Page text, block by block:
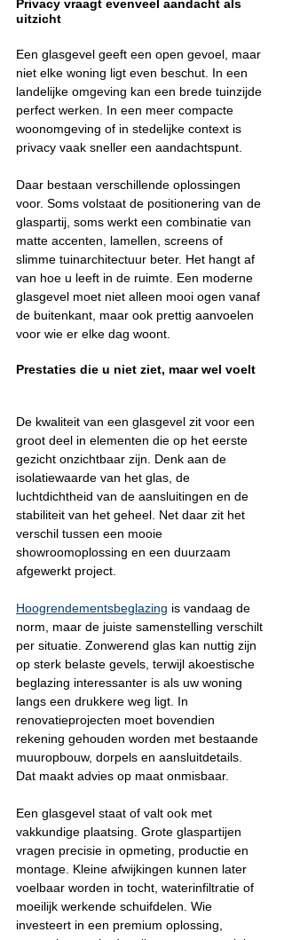
Privacy vraagt evenveel aandacht als
uitzicht
Een glasgevel geeft een open gevoel, maar
niet elke woning ligt even beschut. In een
landelijke omgeving kan een brede tuinzijde
perfect werken. In een meer compacte
woonomgeving of in stedelijke context is
privacy vaak sneller een aandachtspunt.
Daar bestaan verschillende oplossingen
voor. Soms volstaat de positionering van de
glaspartij, soms werkt een combinatie van
matte accenten, lamellen, screens of
slimme tuinarchitectuur beter. Het hangt af
van hoe u leeft in de ruimte. Een moderne
glasgevel moet niet alleen mooi ogen vanaf
de buitenkant, maar ook prettig aanvoelen
voor wie er elke dag woont.
Prestaties die u niet ziet, maar wel voelt
De kwaliteit van een glasgevel zit voor een
groot deel in elementen die op het eerste
gezicht onzichtbaar zijn. Denk aan de
isolatiewaarde van het glas, de
luchtdichtheid van de aansluitingen en de
stabiliteit van het geheel. Net daar zit het
verschil tussen een mooie
showroomoplossing en een duurzaam
afgewerkt project.
Hoogrendementsbeglazing is vandaag de
norm, maar de juiste samenstelling verschilt
per situatie. Zonwerend glas kan nuttig zijn
op sterk belaste gevels, terwijl akoestische
beglazing interessanter is als uw woning
langs een drukkere weg ligt. In
renovatieprojecten moet bovendien
rekening gehouden worden met bestaande
muuropbouw, dorpels en aansluitdetails.
Dat maakt advies op maat onmisbaar.
Een glasgevel staat of valt ook met
vakkundige plaatsing. Grote glaspartijen
vragen precisie in opmeting, productie en
montage. Kleine afwijkingen kunnen later
voelbaar worden in tocht, waterinfiltratie of
moeilijk werkende schuifdelen. Wie
investeert in een premium oplossing,